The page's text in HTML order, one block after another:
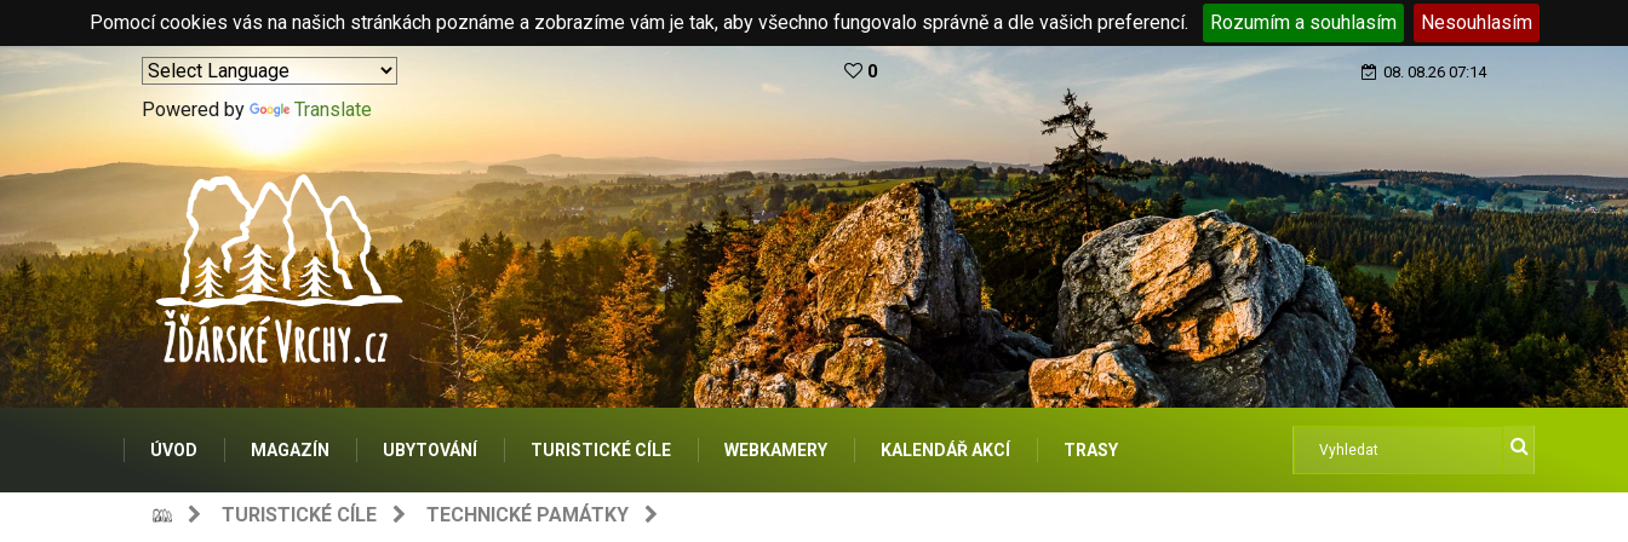
Pomocí cookies vás na našich stránkách poznáme a zobrazíme vám je tak, aby všechno fungovalo správně a dle vašich preferencí. Rozumím a souhlasím Nesouhlasím
Powered by Translate
0 08. 08.26 07:14
ÚVOD MAGAZÍN UBYTOVÁNÍ TURISTICKÉ CÍLE WEBKAMERY KALENDÁŘ AKCÍ TRASY
TURISTICKÉ CÍLE TECHNICKÉ PAMÁTKY